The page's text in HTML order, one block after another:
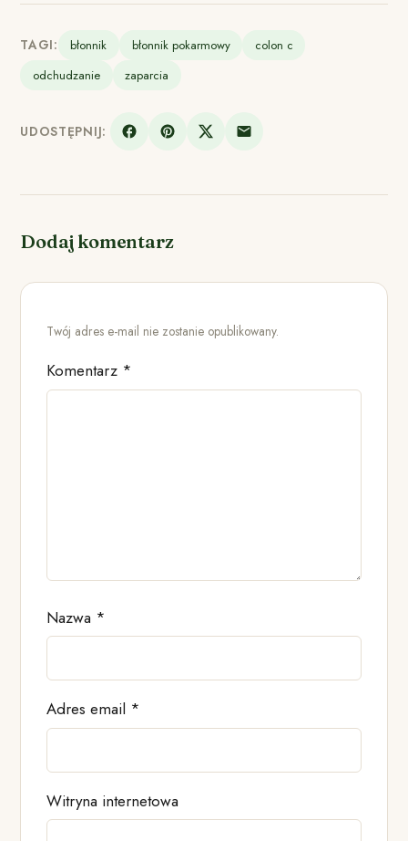
TAGI: błonnik błonnik pokarmowy
colon c
odchudzanie
zaparcia
UDOSTĘPNIJ:
Dodaj komentarz
Twój adres e-mail nie zostanie opublikowany.
Komentarz *
Nazwa *
Adres email *
Witryna internetowa